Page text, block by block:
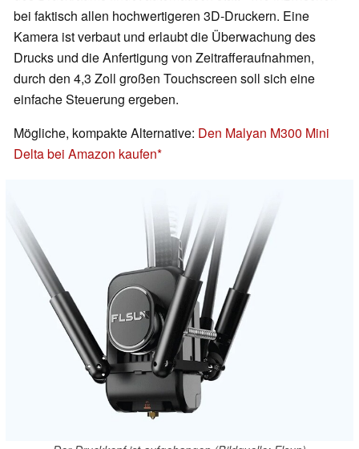
bei faktisch allen hochwertigeren 3D-Druckern. Eine
Kamera ist verbaut und erlaubt die Überwachung des
Drucks und die Anfertigung von Zeitrafferaufnahmen,
durch den 4,3 Zoll großen Touchscreen soll sich eine
einfache Steuerung ergeben.
Mögliche, kompakte Alternative: Den Malyan M300 Mini
Delta bei Amazon kaufen